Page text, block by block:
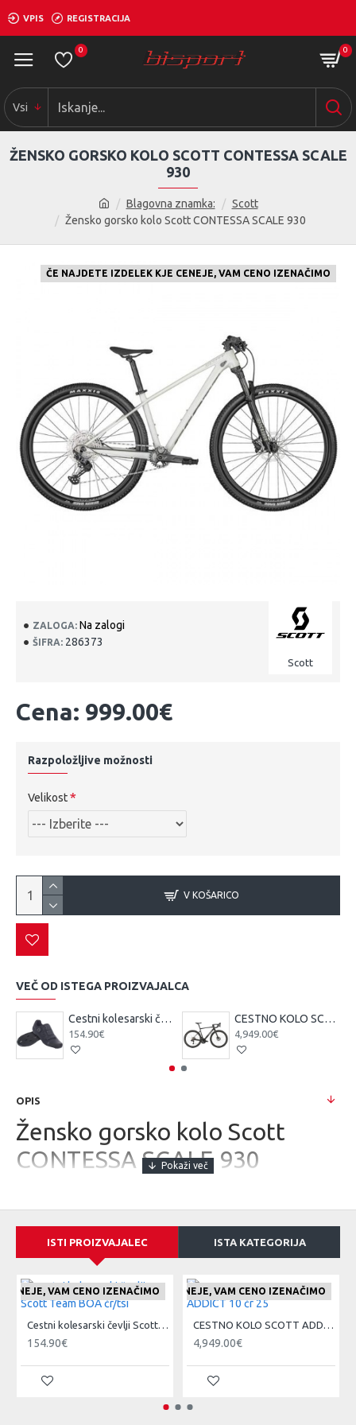
VPIS REGISTRACIJA
0 0
Vsi
Blagovna znamka:
Scott
Žensko gorsko kolo Scott CONTESSA SCALE 930
ŽENSKO GORSKO KOLO SCOTT CONTESSA SCALE
930
ČE NAJDETE IZDELEK KJE CENEJE, VAM CENO IZENAČIMO
ZALOGA: Na zalogi
ŠIFRA: 286373
Scott
Cena: 999.00€
Razpoložljive možnosti
Velikost
V KOŠARICO
VEČ OD ISTEGA PROIZVAJALCA
Cestni kolesarski čevlji Scott Team BOA čr/tsi
154.90€
CESTNO KOLO SCOTT ADDICT 10 čr 25
4,949.00€
OPIS
Žensko gorsko kolo Scott
CONTESSA SCALE 930
Okvir
Prednje vzmetenje / vilica
RockShox Judy Silver TK Solo Air, 15x110mm QR axle / 42mm
offset / Tapered, Reb. Adj. / Lockout / 100mm travel
Shimano SLX RD-M7100 SGS, Shadow Plus / 12 Speed
ISTI PROIZVAJALEC ISTA KATEGORIJA
VAM CENO IZENAČIMO
Cestni kolesarski čevlji Scott Team BOA čr/tsi
154.90€
ČE NAJDETE IZDELEK KJE CENEJE, VAM CENO IZENAČIMO
CESTNO KOLO SCOTT ADDICT 10 čr 25
4,949.00€
ČE NAJDETE IZDELEK KJE